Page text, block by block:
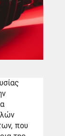
που